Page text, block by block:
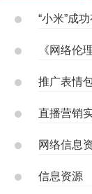
“小米”成
《网络伦
推广表情
直播营销
网络信息
信息资源